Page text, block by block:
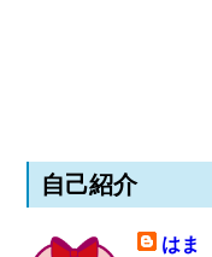
自己紹介
はま